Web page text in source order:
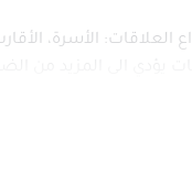
الأسرة،